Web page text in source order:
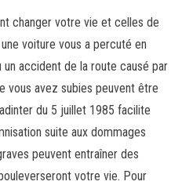
changer votre vie et celles de
voiture vous a percuté en
accident de la route causé par
vous avez subies peuvent être
du 5 juillet 1985 facilite
suite aux dommages
peuvent entraîner des
votre vie. Pour